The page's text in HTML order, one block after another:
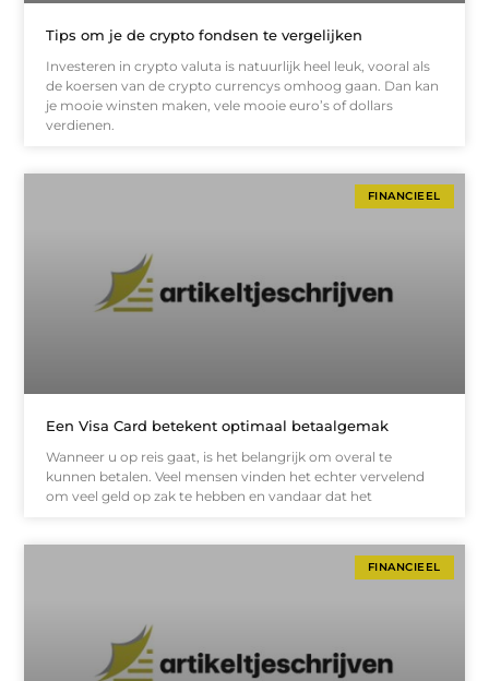
Tips om je de crypto fondsen te vergelijken
Investeren in crypto valuta is natuurlijk heel leuk, vooral als
de koersen van de crypto currencys omhoog gaan. Dan kan
je mooie winsten maken, vele mooie euro’s of dollars
verdienen.
FINANCIEEL
Een Visa Card betekent optimaal betaalgemak
Wanneer u op reis gaat, is het belangrijk om overal te
kunnen betalen. Veel mensen vinden het echter vervelend
om veel geld op zak te hebben en vandaar dat het
FINANCIEEL